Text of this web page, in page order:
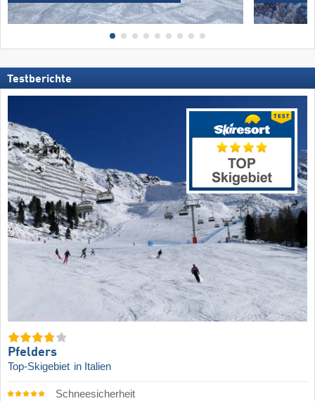
Testberichte
Pfelders
Top-Skigebiet in Italien
Schneesicherheit